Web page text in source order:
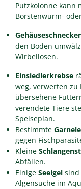
Putzkolonne kann
Borstenwurm-
den Boden
Wirbellosen.
Einsiedlerkrebse
weg, verwerten zu
übersehene
verendete Tiere
Speiseplan.
Bestimmte
gegen
Kleine
Abfällen.
Einige Seeigel sind
Algensuche im